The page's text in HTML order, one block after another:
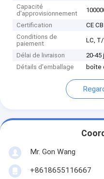
Capacité
d'approvisionnement
Certification
CE CB
Conditions de
paiement
LC,
Délai de livraison
20-45
Détails d'emballage
boîte
Mr. Gon Wang
+8618655116667